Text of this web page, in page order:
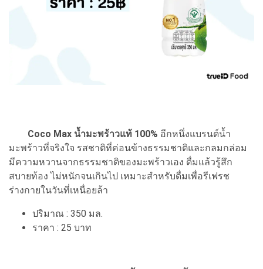
Coco Max น้ำมะพร้าวแท้ 100% อีกหนึ่งแบรนด์น้ำ
มะพร้าวที่จริงใจ รสชาติที่ค่อนข้างธรรมชาติและกลมกล่อม
มีความหวานจากธรรมชาติของมะพร้าวเอง ดื่มแล้วรู้สึก
สบายท้อง ไม่หนักจนเกินไป เหมาะสำหรับดื่มเพื่อรีเฟรช
ร่างกายในวันที่เหนื่อยล้า
ปริมาณ : 350 มล.
ราคา : 25 บาท